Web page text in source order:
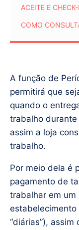
ACEITE E
COMO
A função de
permitirá que
quando o
trabalho
assim a loja
trabalho.
Por meio dela é
pagamento de
trabalhar em
estabelecimento
“diárias”),